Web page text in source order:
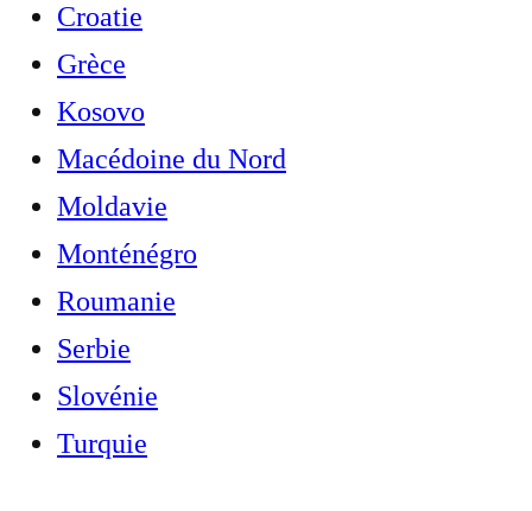
Croatie
Grèce
Kosovo
Macédoine du Nord
Moldavie
Monténégro
Roumanie
Serbie
Slovénie
Turquie